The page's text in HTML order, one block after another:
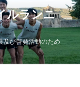
ルランニ
及び啓発活動のため